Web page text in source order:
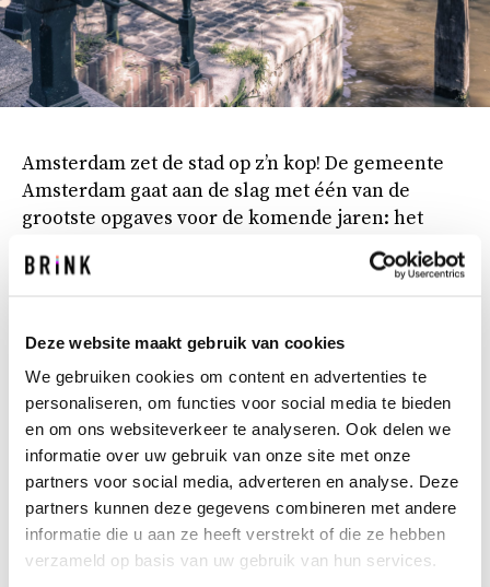
Deze website maakt gebruik van cookies
We gebruiken cookies om content en advertenties te
personaliseren, om functies voor social media te bieden
en om ons websiteverkeer te analyseren. Ook delen we
informatie over uw gebruik van onze site met onze
partners voor social media, adverteren en analyse. Deze
partners kunnen deze gegevens combineren met andere
informatie die u aan ze heeft verstrekt of die ze hebben
verzameld op basis van uw gebruik van hun services.
Amsterdam zet de stad op z’n kop! De gemeente
Amsterdam gaat aan de slag met één van de
grootste opgaves voor de komende jaren: het
herstellen van 829 verkeersbruggen en 205 km op
diepere grondlagen gefundeerde kademuren –
Amsterdam. Een uitdagende en complexe
infrastructurele opgave die op een beheerste
manier ingevuld moet worden. De opgave is niet
zomaar voltooid en vraagt om een zorgvuldige
aanpak. Een goede beheersing van de planning,
informatiestroom, financiën, risico’s en kwaliteit
zorgt ervoor dat de organisatie grip heeft op haar
projecten en deze tot een goed resultaat kan
brengen. Een ideale missie voor de